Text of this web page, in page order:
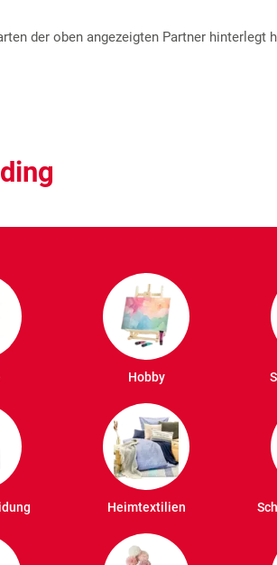
der oben angezeigten Partner hinterlegt
Hobby
Heimtextilien